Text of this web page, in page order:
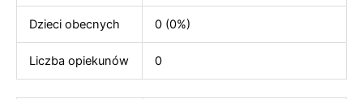
Dzieci obecnych 0 (0%)
Liczba opiekunów 0